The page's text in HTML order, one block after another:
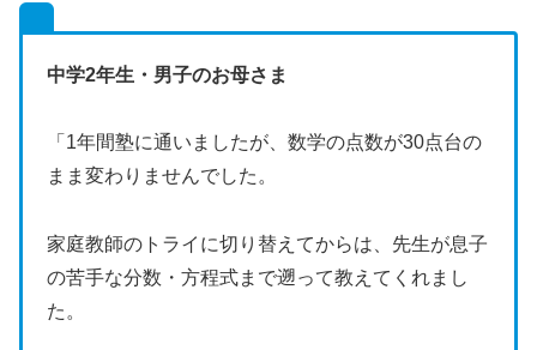
中学2年生・男子のお母さま
「1年間塾に通いましたが、数学の点数が30点台の
まま変わりませんでした。
家庭教師のトライに切り替えてからは、先生が息子
の苦手な分数・方程式まで遡って教えてくれまし
た。